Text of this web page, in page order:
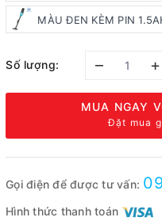
MÀU ĐEN KÈM PIN
Số lượng: – +
MUA NGAY
Đặt mua
Gọi điện để được tư vấn:
Hình thức thanh toán